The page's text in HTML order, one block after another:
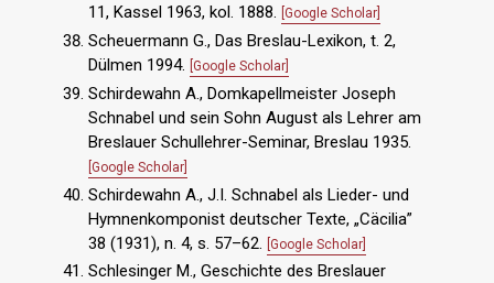
11, Kassel 1963, kol. 1888. [Google Scholar]
Scheuermann G., Das Breslau-Lexikon, t. 2,
Dülmen 1994. [Google Scholar]
Schirdewahn A., Domkapellmeister Joseph
Schnabel und sein Sohn August als Lehrer am
Breslauer Schullehrer-Seminar, Breslau 1935.
[Google Scholar]
Schirdewahn A., J.I. Schnabel als Lieder- und
Hymnenkomponist deutscher Texte, „Cäcilia”
38 (1931), n. 4, s. 57–62. [Google Scholar]
Schlesinger M., Geschichte des Breslauer